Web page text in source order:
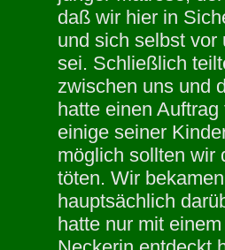
daß wir hier in
und sich selbst vor
sei. Schließlich
zwischen uns und
hatte einen
einige seiner
möglich sollten wir
töten. Wir
hauptsächlich
hatte nur mit